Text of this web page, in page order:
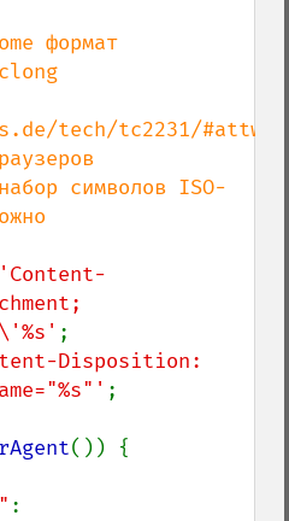
tech/tc2231/
символов ISO-
'Content-
Disposition:
;
()) {
: